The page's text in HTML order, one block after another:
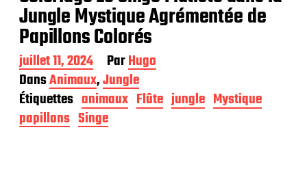
Jungle Mystique Agrémentée de
Papillons Colorés
D
a
t
e
d
e
juillet 11, 2024 ParHugo
DansAnimaux,Jungle
Étiquettes animaux Flûte jungle Mystique
papillons Singe